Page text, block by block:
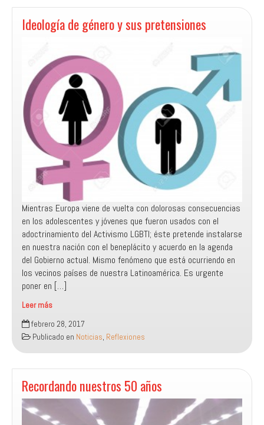
Unida
Metodista
Pentecostal
Ideología de género y sus pretensiones
Mientras Europa viene de vuelta con dolorosas consecuencias
en los adolescentes y jóvenes que fueron usados con el
adoctrinamiento del Activismo LGBTI; éste pretende instalarse
en nuestra nación con el beneplácito y acuerdo en la agenda
del Gobierno actual. Mismo fenómeno que está ocurriendo en
los vecinos países de nuestra Latinoamérica. Es urgente
poner en […]
Leer más
Ideología
de
género
y
sus
pretensiones
febrero 28, 2017
Publicado en Noticias, Reflexiones
Recordando nuestros 50 años